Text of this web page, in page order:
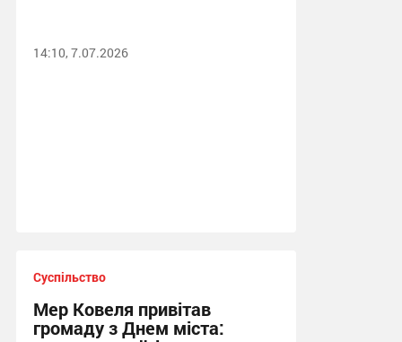
14:10, 7.07.2026
Суспільство
Мер Ковеля привітав
громаду з Днем міста: